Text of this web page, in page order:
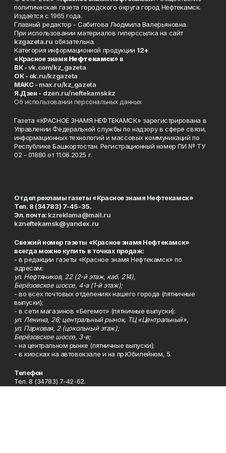
политическая газета городского округа город Нефтекамск.
Издаётся с 1965 года.
Главный редактор - Сабитова Людмила Валерьяновна.
При использовании материалов гиперссылка на сайт
kzgazeta.ru обязательна.
Категория информационной продукции 12+
«Красное знамя Нефтекамск» в
ВК -vk.com/kz_gazeta
ОК - ok.ru/kzgazeta
MAKC - max.ru/kz_gazeta
Я.Дзен - dzen.ru/neftekamskkz
Об использовании персональных данных
Газета «КРАСНОЕ ЗНАМЯ НЕФТЕКАМСК» зарегистрирована в
Управлении Федеральной службы по надзору в сфере связи,
информационных технологий и массовых коммуникаций по
Республике Башкортостан. Регистрационный номер ПИ № ТУ
02 - 01880 от 11.06.2025 г.
Отдел рекламы газеты «Красное знамя Нефтекамск»
Тел. 8 (34783) 7-45-35.
Эл. почта: kzreklama@mail.ru
kzneftekamsk@yandex.ru
Свежий номер газеты «Красное знамя Нефтекамск»
всегда можно купить в точках продаж:
- в редакции газеты «Красное знамя Нефтекамск» по
адресам:
ул. Нефтяников, 22 (2-й этаж, каб. 214),
Берёзовское шоссе, 4-а (1-й этаж);
- во всех почтовых отделениях нашего города (пятничные
выпуски);
- в сети магазинов «Бегемот» (пятничные выпуски):
ул. Ленина, 26; центральный рынок, ТЦ «Центральный»,
ул. Парковая, 2 (цокольный этаж);
Берёзовское шоссе, 3-в;
- на центральном рынке (пятничные выпуски);
- в киосках на автовокзале и на пр.Юбилейном, 5.
Телефон
Тел. 8 (34783) 7-42-62.